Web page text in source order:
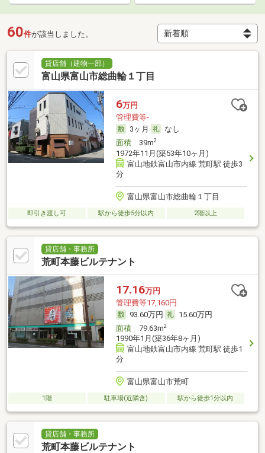
60件が該当しました。
貸店舗（建物一部）
富山県富山市総曲輪１丁目
6万円
管理費等-
3ヶ月
なし
面積39m2
1972年11月(築53年10ヶ月)
富山地鉄富山市内線 荒町駅 徒歩3
分
富山県富山市総曲輪１丁目
即引き渡し可 駅から徒歩5分以内 2階以上
貸店舗・事務所
荒町本藤ビルテナント
17.16万円
管理費等17,160円
93.60万円
15.60万円
面積79.63m2
1990年1月(築36年8ヶ月)
富山地鉄富山市内線 荒町駅 徒歩1
分
富山県富山市荒町
1階 駐車場(近隣含) 駅から徒歩1分以内
貸店舗・事務所
荒町本藤ビルテナント